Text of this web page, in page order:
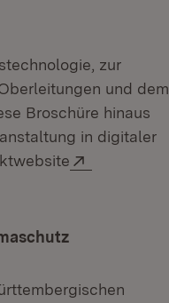
zur
und dem
Broschüre hinaus
in digitaler